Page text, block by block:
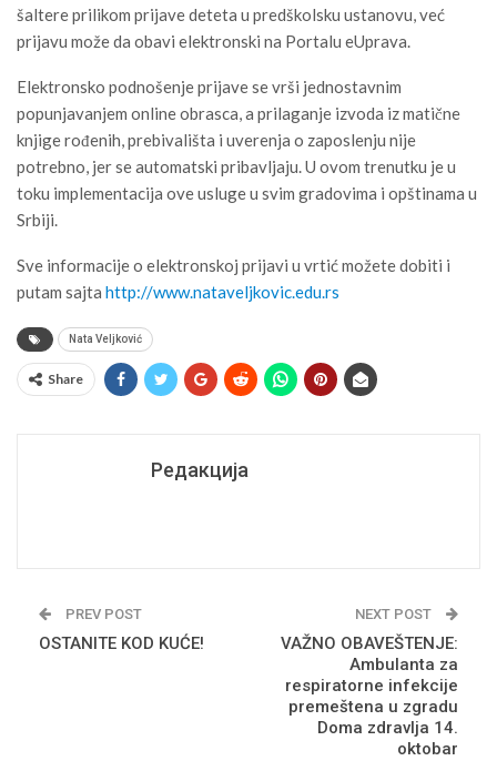
šaltere prilikom prijave deteta u predškolsku ustanovu, već
prijavu može da obavi elektronski na Portalu eUprava.
Elektronsko podnošenje prijave se vrši jednostavnim
popunjavanjem online obrasca, a prilaganje izvoda iz matične
knjige rođenih, prebivališta i uverenja o zaposlenju nije
potrebno, jer se automatski pribavljaju. U ovom trenutku je u
toku implementacija ove usluge u svim gradovima i opštinama u
Srbiji.
Sve informacije o elektronskoj prijavi u vrtić možete dobiti i
putam sajta http://www.nataveljkovic.edu.rs
Nata Veljković
Share
Редакција
PREV POST
OSTANITE KOD KUĆE!
NEXT POST
VAŽNO OBAVEŠTENJE:
Ambulanta za
respiratorne infekcije
premeštena u zgradu
Doma zdravlja 14.
oktobar